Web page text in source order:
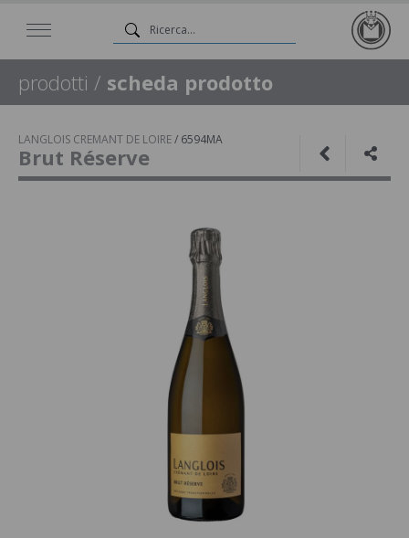
prodotti / scheda prodotto
LANGLOIS CREMANT DE LOIRE/ 6594MA
Brut Réserve